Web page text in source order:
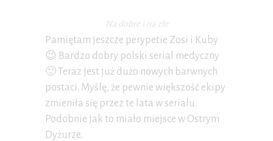
Na dobre i na złe
Pamiętam jeszcze perypetie Zosi i Kuby
😉 Bardzo dobry polski serial medyczny
🙂 Teraz jest już dużo nowych barwnych
postaci. Myślę, że pewnie większość ekipy
zmieniła się przez te lata w serialu.
Podobnie jak to miało miejsce w Ostrym
Dyżurze.